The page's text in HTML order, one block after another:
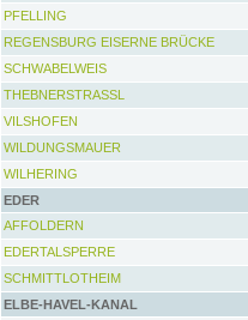
PFELLING
REGENSBURG EISERNE BRÜCKE
SCHWABELWEIS
THEBNERSTRASSL
VILSHOFEN
WILDUNGSMAUER
WILHERING
EDER
AFFOLDERN
EDERTALSPERRE
SCHMITTLOTHEIM
ELBE-HAVEL-KANAL